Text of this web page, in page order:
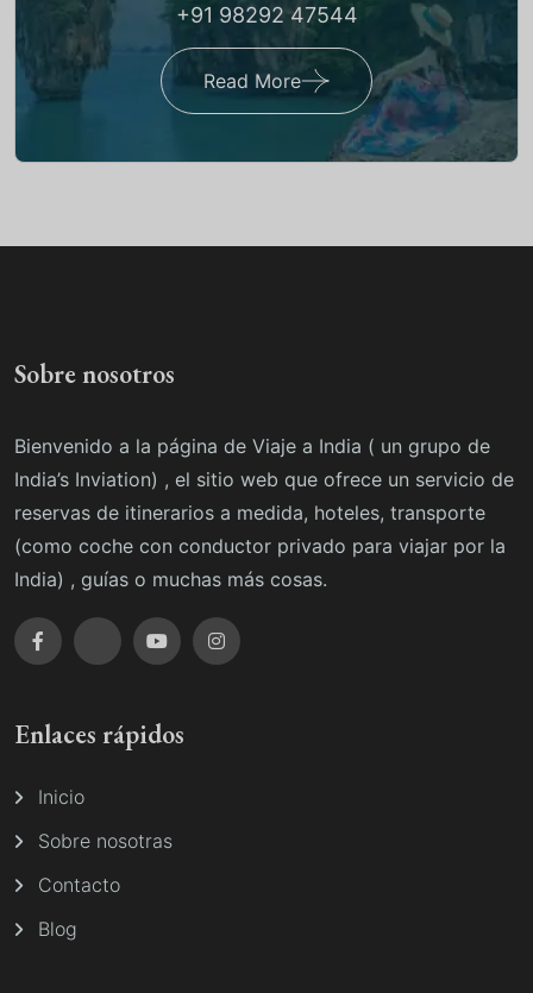
+91 98292 47544
Read More
Sobre nosotros
Bienvenido a la página de Viaje a India ( un grupo de
India’s Inviation) , el sitio web que ofrece un servicio de
reservas de itinerarios a medida, hoteles, transporte
(como coche con conductor privado para viajar por la
India) , guías o muchas más cosas.
Enlaces rápidos
Inicio
Sobre nosotras
Contacto
Blog